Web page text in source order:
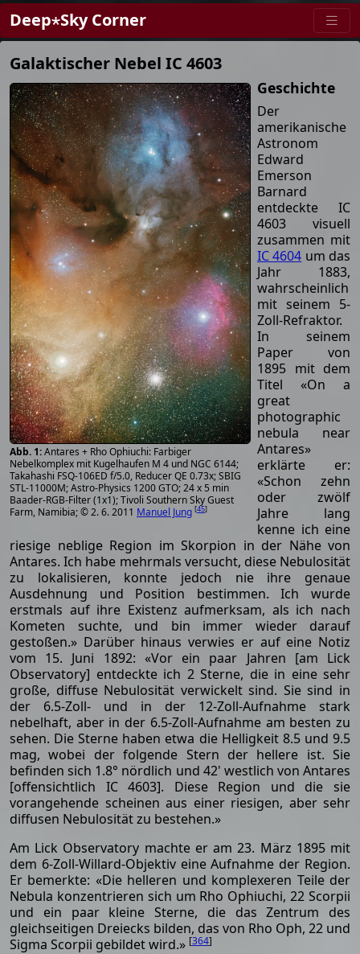
Deep⋆Sky Corner
Galaktischer Nebel IC 4603
Antares + Rho Ophiuchi: Farbiger
Nebelkomplex mit Kugelhaufen M 4 und NGC 6144;
Takahashi FSQ-106ED f/5.0, Reducer QE 0.73x; SBIG
STL-11000M; Astro-Physics 1200 GTO; 24 x 5 min
Baader-RGB-Filter (1x1); Tivoli Southern Sky Guest
Farm, Namibia; © 2. 6. 2011 Manuel Jung [45]
Geschichte
Der
amerikanische
Astronom
Edward
Emerson
Barnard
entdeckte IC
4603 visuell
zusammen mit
IC 4604 um das
Jahr 1883,
wahrscheinlich
mit seinem 5-
Zoll-Refraktor.
In seinem
Paper von
1895 mit dem
Titel «On a
great
photographic
nebula near
Antares»
erklärte er:
«Schon zehn
oder zwölf
Jahre lang
kenne ich eine
riesige neblige Region im Skorpion in der Nähe von
Antares. Ich habe mehrmals versucht, diese Nebulosität
zu lokalisieren, konnte jedoch nie ihre genaue
Ausdehnung und Position bestimmen. Ich wurde
erstmals auf ihre Existenz aufmerksam, als ich nach
Kometen suchte, und bin immer wieder darauf
gestoßen.» Darüber hinaus verwies er auf eine Notiz
vom 15. Juni 1892: «Vor ein paar Jahren [am Lick
Observatory] entdeckte ich 2 Sterne, die in eine sehr
große, diffuse Nebulosität verwickelt sind. Sie sind in
der 6.5-Zoll- und in der 12-Zoll-Aufnahme stark
nebelhaft, aber in der 6.5-Zoll-Aufnahme am besten zu
sehen. Die Sterne haben etwa die Helligkeit 8.5 und 9.5
mag, wobei der folgende Stern der hellere ist. Sie
befinden sich 1.8° nördlich und 42' westlich von Antares
[offensichtlich IC 4603]. Diese Region und die sie
vorangehende scheinen aus einer riesigen, aber sehr
diffusen Nebulosität zu bestehen.»
Am Lick Observatory machte er am 23. März 1895 mit
dem 6-Zoll-Willard-Objektiv eine Aufnahme der Region.
Er bemerkte: «Die helleren und komplexeren Teile der
Nebula konzentrieren sich um Rho Ophiuchi, 22 Scorpii
und ein paar kleine Sterne, die das Zentrum des
gleichseitigen Dreiecks bilden, das von Rho Oph, 22 und
Sigma Scorpii gebildet wird.» [364]